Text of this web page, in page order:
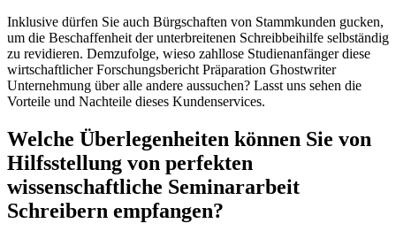
Inklusive dürfen Sie auch Bürgschaften von Stammkunden gucken,
um die Beschaffenheit der unterbreitenen Schreibbeihilfe selbständig
zu revidieren. Demzufolge, wieso zahllose Studienanfänger diese
wirtschaftlicher Forschungsbericht Präparation Ghostwriter
Unternehmung über alle andere aussuchen? Lasst uns sehen die
Vorteile und Nachteile dieses Kundenservices.
Welche Überlegenheiten können Sie von
Hilfsstellung von perfekten
wissenschaftliche Seminararbeit
Schreibern empfangen?